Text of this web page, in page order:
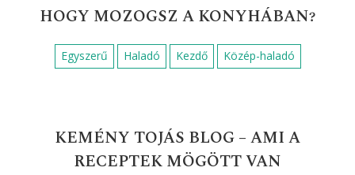
HOGY MOZOGSZ A KONYHÁBAN?
Egyszerű Haladó Kezdő Közép-haladó
KEMÉNY TOJÁS BLOG – AMI A
RECEPTEK MÖGÖTT VAN